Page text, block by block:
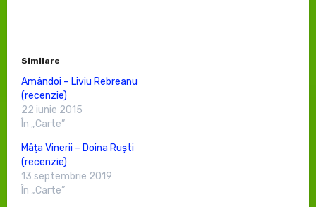
Similare
Amândoi – Liviu Rebreanu
(recenzie)
22 iunie 2015
În „Carte”
Mâța Vinerii – Doina Ruști
(recenzie)
13 septembrie 2019
În „Carte”